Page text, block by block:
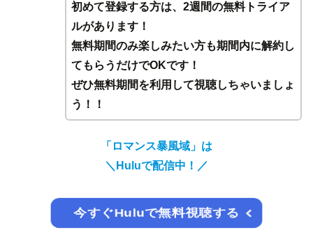
初めて登録する方は、2週間の無料トライア
ルがあります！
無料期間のみ楽しみたい方も期間内に解約し
てもらうだけでOKです！
ぜひ無料期間を利用して視聴しちゃいましょ
う！！
「ロマンス暴風域」は
＼Huluで配信中！／
今すぐHuluで無料視聴する